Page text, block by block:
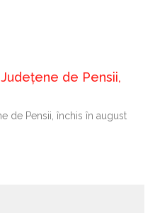
de Pensii,
de Pensii, închis în august